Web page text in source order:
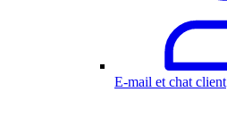
E-mail et chat client